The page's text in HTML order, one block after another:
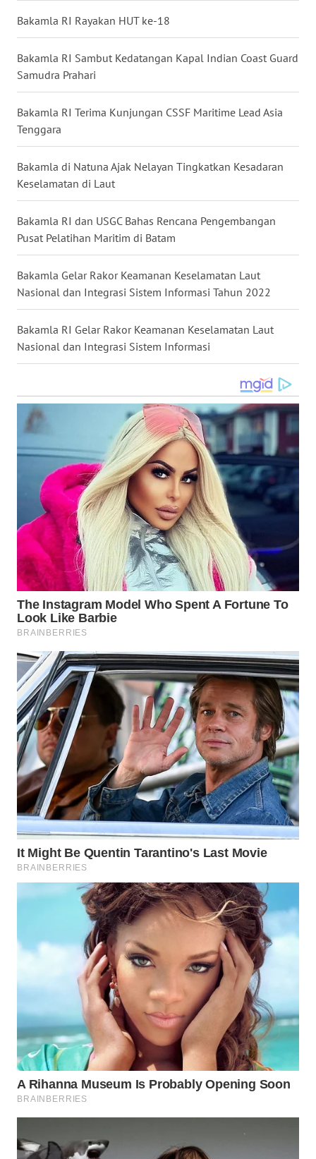
Bakamla RI Rayakan HUT ke-18
Bakamla RI Sambut Kedatangan Kapal Indian Coast Guard
Samudra Prahari
Bakamla RI Terima Kunjungan CSSF Maritime Lead Asia
Tenggara
Bakamla di Natuna Ajak Nelayan Tingkatkan Kesadaran
Keselamatan di Laut
Bakamla RI dan USGC Bahas Rencana Pengembangan
Pusat Pelatihan Maritim di Batam
Bakamla Gelar Rakor Keamanan Keselamatan Laut
Nasional dan Integrasi Sistem Informasi Tahun 2022
Bakamla RI Gelar Rakor Keamanan Keselamatan Laut
Nasional dan Integrasi Sistem Informasi
WN
JATIM
WN
BALI
WN
KALBAR
WN
KALTENG
WN
KALTARA
KALSEL
WN
KALTIM
WN
SULSEL
WN
GORONTALO
WN
SULUT
MALUKU
WN
MALUT
WN
DAIRI
WN
DANAU
TOBA
WN
NIAS
TAPANULI
WN
TANJUNG
LESUNG
WN
KARO